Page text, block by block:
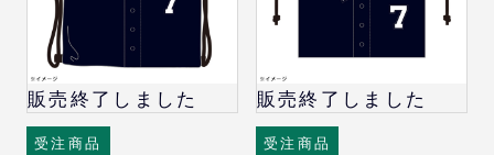
販売終了しました
受注商品
販売終了しました
受注商品